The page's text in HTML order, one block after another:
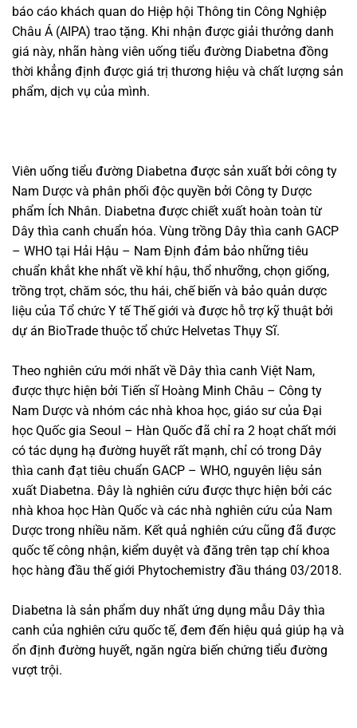
báo cáo khách quan do Hiệp hội Thông tin Công Nghiệp
Châu Á (AIPA) trao tặng. Khi nhận được giải thưởng danh
giá này, nhãn hàng viên uống tiểu đường Diabetna đồng
thời khẳng định được giá trị thương hiệu và chất lượng sản
phẩm, dịch vụ của mình.
Viên uống tiểu đường Diabetna được sản xuất bởi công ty
Nam Dược và phân phối độc quyền bởi Công ty Dược
phẩm Ích Nhân. Diabetna được chiết xuất hoàn toàn từ
Dây thìa canh chuẩn hóa. Vùng trồng Dây thìa canh GACP
– WHO tại Hải Hậu – Nam Định đảm bảo những tiêu
chuẩn khắt khe nhất về khí hậu, thổ nhưỡng, chọn giống,
trồng trọt, chăm sóc, thu hái, chế biến và bảo quản dược
liệu của Tổ chức Y tế Thế giới và được hỗ trợ kỹ thuật bởi
dự án BioTrade thuộc tổ chức Helvetas Thụy Sĩ.
Theo nghiên cứu mới nhất về Dây thìa canh Việt Nam,
được thực hiện bởi Tiến sĩ Hoàng Minh Châu – Công ty
Nam Dược và nhóm các nhà khoa học, giáo sư của Đại
học Quốc gia Seoul – Hàn Quốc đã chỉ ra 2 hoạt chất mới
có tác dụng hạ đường huyết rất mạnh, chỉ có trong Dây
thìa canh đạt tiêu chuẩn GACP – WHO, nguyên liệu sản
xuất Diabetna. Đây là nghiên cứu được thực hiện bởi các
nhà khoa học Hàn Quốc và các nhà nghiên cứu của Nam
Dược trong nhiều năm. Kết quả nghiên cứu cũng đã được
quốc tế công nhận, kiểm duyệt và đăng trên tạp chí khoa
học hàng đầu thế giới Phytochemistry đầu tháng 03/2018.
Diabetna là sản phẩm duy nhất ứng dụng mẫu Dây thìa
canh của nghiên cứu quốc tế, đem đến hiệu quả giúp hạ và
ổn định đường huyết, ngăn ngừa biến chứng tiểu đường
vượt trội.